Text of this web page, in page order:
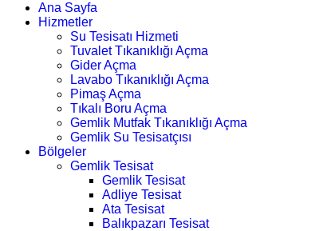
Ana Sayfa
Hizmetler
Su Tesisatı Hizmeti
Tuvalet Tıkanıklığı Açma
Gider Açma
Lavabo Tıkanıklığı Açma
Pimaş Açma
Tıkalı Boru Açma
Gemlik Mutfak Tıkanıklığı Açma
Gemlik Su Tesisatçısı
Bölgeler
Gemlik Tesisat
Gemlik Tesisat
Adliye Tesisat
Ata Tesisat
Balıkpazarı Tesisat